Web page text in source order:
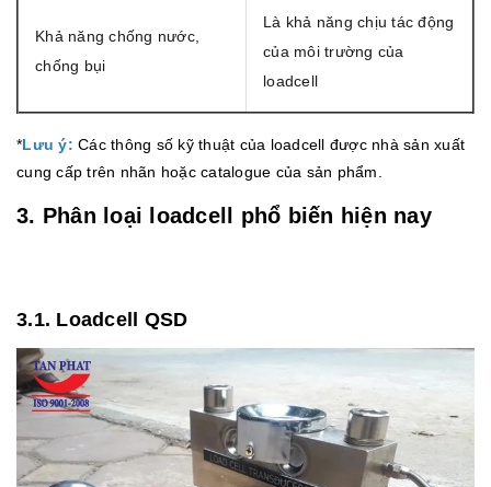
Khả năng chống nước,
chống bụi
Là khả năng chịu tác động
của môi trường của
loadcell
*Lưu ý: Các thông số kỹ thuật của loadcell được nhà sản xuất
cung cấp trên nhãn hoặc catalogue của sản phẩm.
3. Phân loại loadcell phổ biến hiện nay
3.1. Loadcell QSD